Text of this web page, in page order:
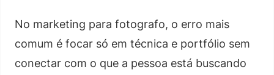
No marketing para fotografo, o erro mais
comum é focar só em técnica e portfólio sem
conectar com o que a pessoa está buscando